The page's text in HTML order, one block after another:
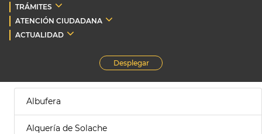
TRÁMITES
ATENCIÓN CIUDADANA
ACTUALIDAD
Desplegar
Albufera
Alquería de Solache